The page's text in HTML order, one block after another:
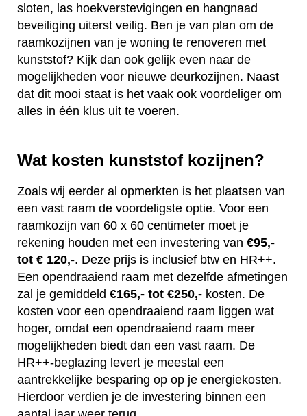
sloten, las hoekverstevigingen en hangnaad
beveiliging uiterst veilig. Ben je van plan om de
raamkozijnen van je woning te renoveren met
kunststof? Kijk dan ook gelijk even naar de
mogelijkheden voor nieuwe deurkozijnen. Naast
dat dit mooi staat is het vaak ook voordeliger om
alles in één klus uit te voeren.
Wat kosten kunststof kozijnen?
Zoals wij eerder al opmerkten is het plaatsen van
een vast raam de voordeligste optie. Voor een
raamkozijn van 60 x 60 centimeter moet je
rekening houden met een investering van €95,-
tot € 120,-. Deze prijs is inclusief btw en HR++.
Een opendraaiend raam met dezelfde afmetingen
zal je gemiddeld €165,- tot €250,- kosten. De
kosten voor een opendraaiend raam liggen wat
hoger, omdat een opendraaiend raam meer
mogelijkheden biedt dan een vast raam. De
HR++-beglazing levert je meestal een
aantrekkelijke besparing op op je energiekosten.
Hierdoor verdien je de investering binnen een